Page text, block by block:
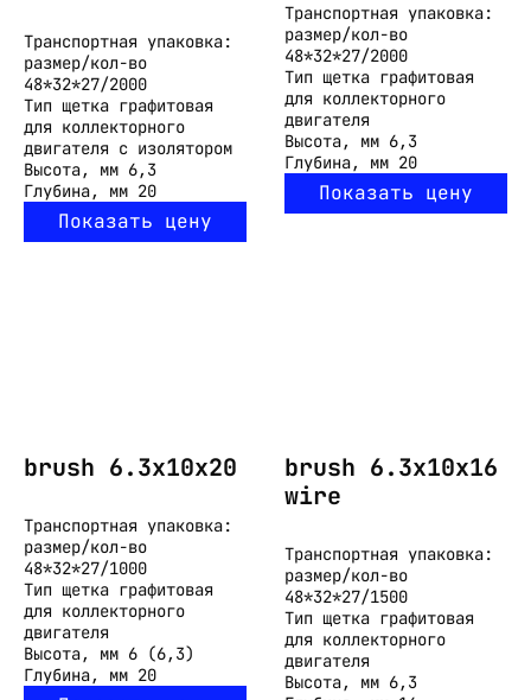
Транспортная упаковка:
размер/кол-во
48*32*27/2000
Тип щетка графитовая
для коллекторного
двигателя с изолятором
Высота, мм 6,3
Глубина, мм 20
Показать цену
Транспортная упаковка:
размер/кол-во
48*32*27/2000
Тип щетка графитовая
для коллекторного
двигателя
Высота, мм 6,3
Глубина, мм 20
Показать цену
brush 6.3x10x20
Транспортная упаковка:
размер/кол-во
48*32*27/1000
Тип щетка графитовая
для коллекторного
двигателя
Высота, мм 6 (6,3)
Глубина, мм 20
brush 6.3x10x16
wire
Транспортная упаковка:
размер/кол-во
48*32*27/1500
Тип щетка графитовая
для коллекторного
двигателя
Высота, мм 6,3